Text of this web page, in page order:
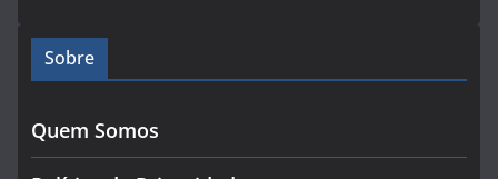
Sobre
Quem Somos